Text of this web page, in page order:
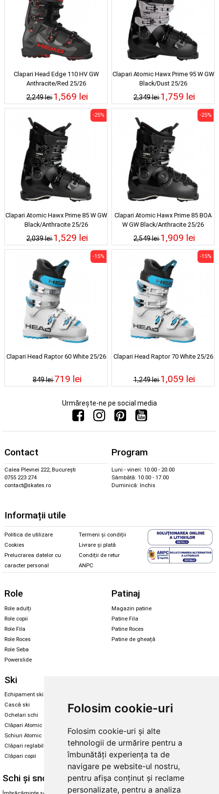
Folosim cookie-uri
Folosim cookie-uri și alte
tehnologii de urmărire pentru a
îmbunătăți experiența ta de
navigare pe website-ul nostru,
pentru afișa conținut și reclame
personalizate, pentru a analiza
Clapari Head Edge 110 HV GW
Anthracite/Red 25/26
2,249 lei1,569 lei
Clapari Atomic Hawx Prime 95 W GW
Black/Dust 25/26
2,349 lei1,759 lei
Clapari Atomic Hawx Prime 85 W GW
Black/Anthracite 25/26
2,039 lei
-25%
1,529 lei
Clapari Atomic Hawx Prime 85 BOA
W GW Black/Anthracite 25/26
2,549 lei
-25%
1,909 lei
Clapari Head Raptor 60 White 25/26
849 lei
-15%
719 lei
Clapari Head Raptor 70 White 25/26
1,249 lei
-15%
1,059 lei
Urmărește-ne pe social media
Contact
Calea Plevnei 222, București
0755 223 274
contact@skates.ro
Program
Luni - vineri: 10.00 - 20.00
Sâmbătă: 10.00 - 17.00
Duminică: închis
Informații utile
Politica de utilizare
Cookies
Prelucrarea datelor cu
caracter personal
Termeni și condiții
Livrare și plată
Condiții de retur
ANPC
Role
Role adulți
Role copii
Role Fila
Role Roces
Role Seba
Powerslide
Patinaj
Magazin patine
Patine Fila
Patine Roces
Patine de gheață
Ski
Echipament ski
Cască ski
Ochelari schi
Clăpari Atomic
Schiuri Atomic
Clăpari reglabili
Clăpari copii
Echipament snowboard
Skate & longboard
Santa Cruz
Enuff Skateboards
Schi și snowboard Diverse